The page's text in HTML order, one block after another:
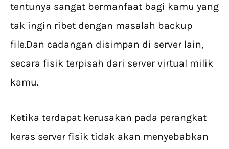
tentunya sangat bermanfaat bagi kamu yang
tak ingin ribet dengan masalah backup
file.Dan cadangan disimpan di server lain,
secara fisik terpisah dari server virtual milik
kamu.
Ketika terdapat kerusakan pada perangkat
keras server fisik tidak akan menyebabkan